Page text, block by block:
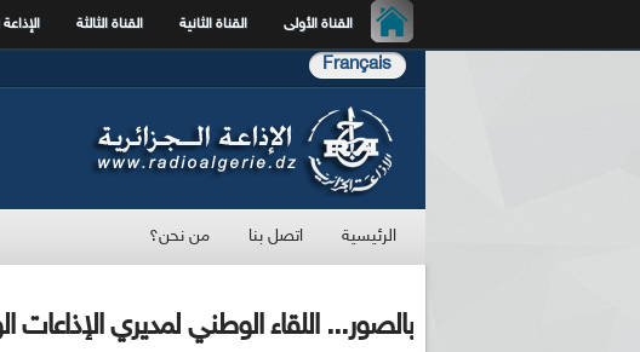
القناة الأولى القناة الثانية القناة الثالثة
Français
الرئيسية اتصل بنا من نحن؟
بالصور... اللقاء الوطني لمديري